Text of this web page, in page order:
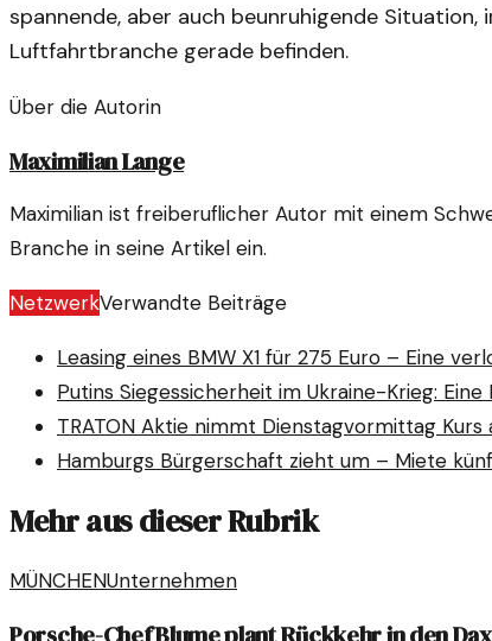
spannende, aber auch beunruhigende
Luftfahrtbranche gerade befinden.
Über die Autorin
Maximilian Lange
Maximilian ist freiberuflicher Autor mit einem
Branche in seine Artikel ein.
NetzwerkVerwandte Beiträge
Leasing eines BMW X1 für 275 Euro – Eine
Putins Siegessicherheit im Ukraine-Krieg:
TRATON Aktie nimmt Dienstagvormittag Kurs
Hamburgs Bürgerschaft zieht um – Miete
Mehr aus dieser Rubrik
MÜNCHENUnternehmen